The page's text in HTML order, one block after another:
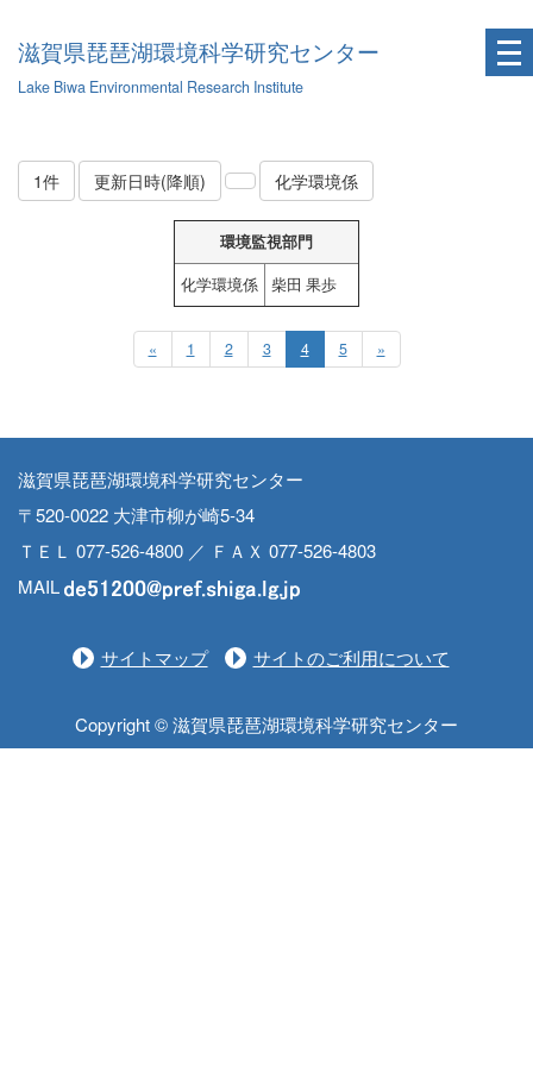
滋賀県琵琶湖環境科学研究センター
Lake Biwa Environmental Research Institute
1件 更新日時(降順) 化学環境係
環境監視部門
化学環境係
柴田 果歩
« 1 2 3 4 5 »
滋賀県琵琶湖環境科学研究センター
〒520-0022 大津市柳が崎5-34
ＴＥＬ 077-526-4800 ／ ＦＡＸ 077-526-4803
MAIL
サイトマップ サイトのご利用について
Copyright © 滋賀県琵琶湖環境科学研究センター